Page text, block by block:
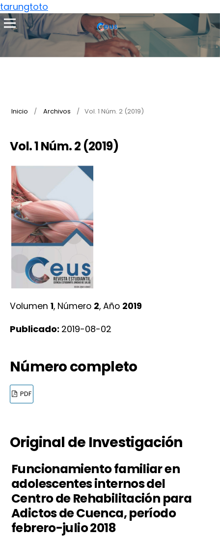
tarungtoto
Inicio / Archivos / Vol. 1 Núm. 2 (2019)
Vol. 1 Núm. 2 (2019)
Volumen 1, Número 2, Año 2019
Publicado: 2019-08-02
Número completo
PDF
Original de Investigación
Funcionamiento familiar en
adolescentes internos del
Centro de Rehabilitación para
Adictos de Cuenca, período
febrero-julio 2018